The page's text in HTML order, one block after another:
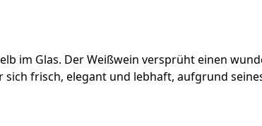
im Glas. Der Weißwein versprüht einen
sich frisch, elegant und lebhaft, aufgrund